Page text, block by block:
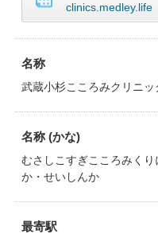
clinics.medley.life
名称
武蔵小杉こころみクリニ
名称 (かな)
むさしこすぎこころみく
か・せいしんか
最寄駅